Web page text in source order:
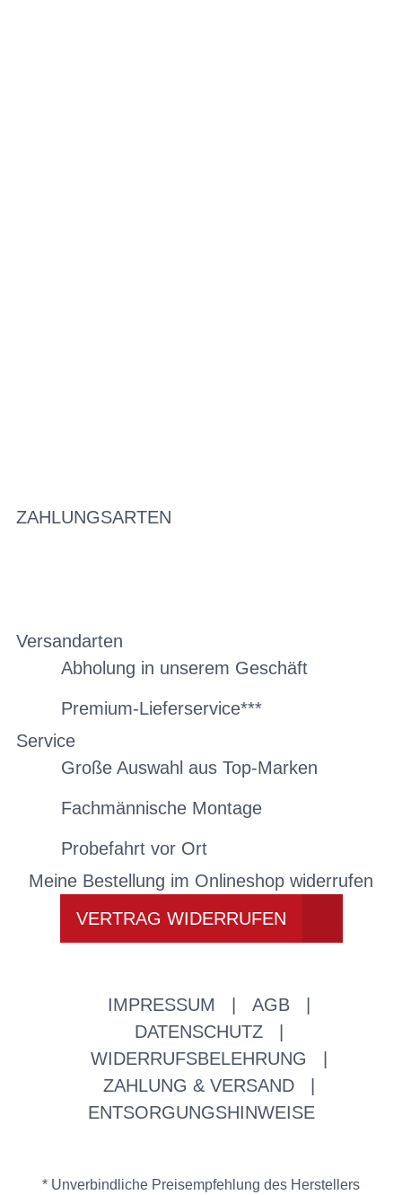
ZAHLUNGSARTEN
Versandarten
Abholung in unserem Geschäft
Premium-Lieferservice***
Service
Große Auswahl aus Top-Marken
Fachmännische Montage
Probefahrt vor Ort
Meine Bestellung im Onlineshop widerrufen
VERTRAG WIDERRUFEN
IMPRESSUM AGB
DATENSCHUTZ
WIDERRUFSBELEHRUNG
ZAHLUNG & VERSAND
ENTSORGUNGSHINWEISE
* Unverbindliche Preisempfehlung des Herstellers